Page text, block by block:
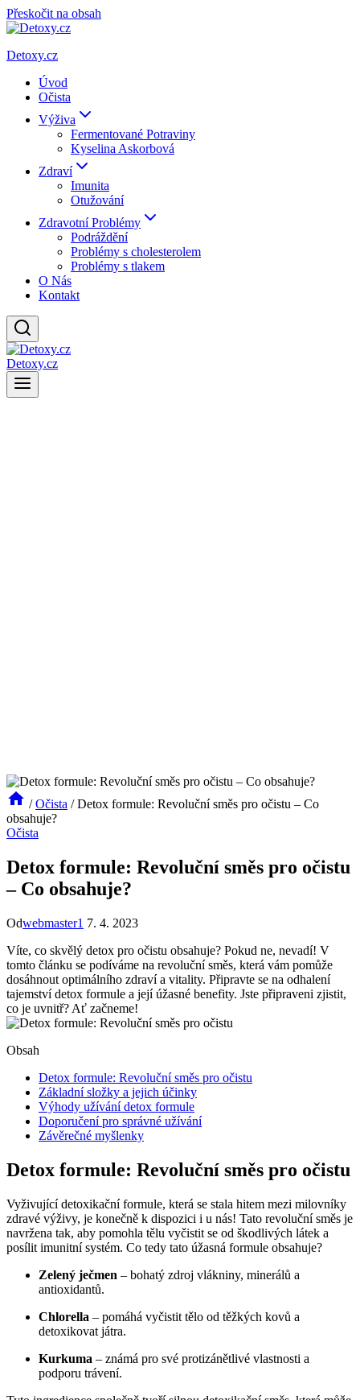
Přeskočit na obsah
Detoxy.cz
Úvod
Očista
Výživa
Fermentované Potraviny
Kyselina Askorbová
Zdraví
Imunita
Otužování
Zdravotní Problémy
Podráždění
Problémy s cholesterolem
Problémy s tlakem
O Nás
Kontakt
Detoxy.cz
/ Očista / Detox formule: Revoluční směs pro očistu – Co
obsahuje?
Očista
Detox formule: Revoluční směs pro očistu
– Co obsahuje?
Odwebmaster1 7. 4. 2023
Víte, co skvělý detox pro očistu obsahuje? Pokud ne, nevadí! V
tomto článku se podíváme na revoluční směs, která vám pomůže
dosáhnout optimálního zdraví a vitality. Připravte se na odhalení
tajemství detox formule a její úžasné benefity. Jste připraveni zjistit,
co je uvnitř? Ať začneme!
Obsah
Detox formule: Revoluční směs pro očistu
Základní složky a jejich účinky
Výhody užívání detox formule
Doporučení pro správné užívání
Závěrečné myšlenky
Detox formule: Revoluční směs pro očistu
Vyživující detoxikační formule, která se stala hitem mezi milovníky
zdravé výživy, je konečně k dispozici i u nás! Tato revoluční směs je
navržena tak, aby pomohla tělu vyčistit se od škodlivých látek a
posílit imunitní systém. Co tedy tato úžasná formule obsahuje?
Zelený ječmen – bohatý zdroj vlákniny, minerálů a
antioxidantů.
Chlorella – pomáhá vyčistit tělo od těžkých kovů a
detoxikovat játra.
Kurkuma – známá pro své protizánětlivé vlastnosti a
podporu trávení.